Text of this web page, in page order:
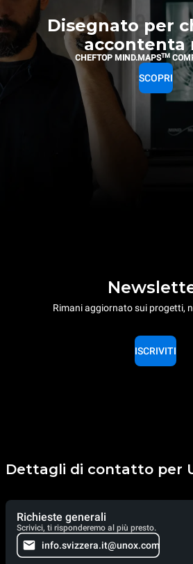
Disegnato per
accontenta
CHEFTOP MIND.MAPSTM
SCOPRI
Rimani aggiornato sui progetti,
ISCRIVITI
Dettagli di contatto per
Richieste generali
Scrivici, ti risponderemo al più presto.
info.svizzera.it@unox.com